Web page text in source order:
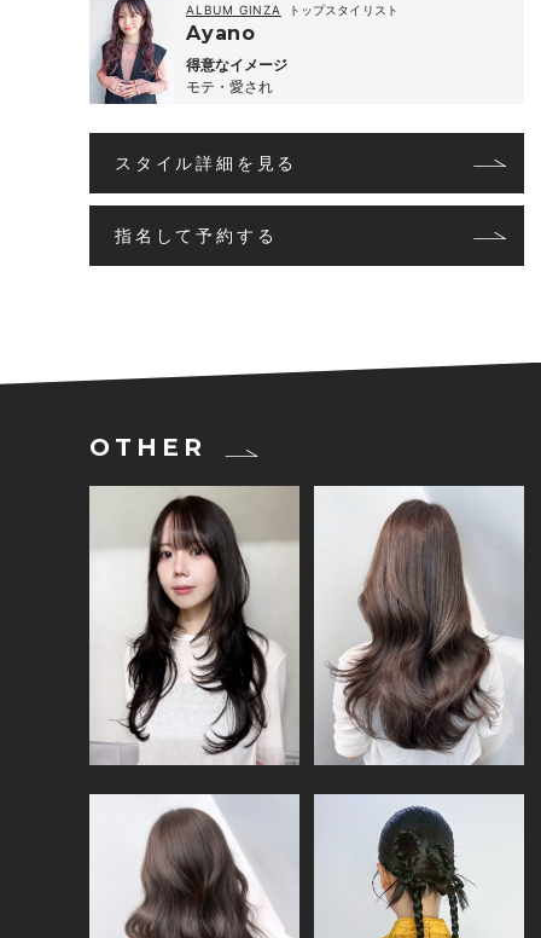
Ayano
ALBUM GINZA トップスタイリスト
得意なイメージ
モテ・愛され
指名して予約する
スタイル詳細を見る
OTHER